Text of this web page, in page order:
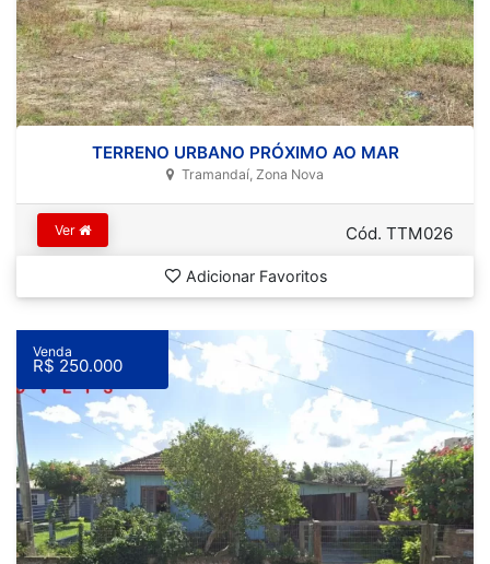
TERRENO URBANO PRÓXIMO AO MAR
Tramandaí, Zona Nova
Ver Cód. TTM026
Adicionar Favoritos
Venda
R$ 250.000